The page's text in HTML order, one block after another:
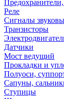
Реле
Сигналы
Транзисторы
Датчики
Мост ведущий
Прокладки и
Полуоси,
Сапуны,
Ступицы